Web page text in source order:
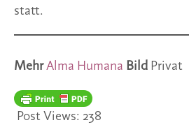
statt.
MehrAlma Humana Bild Privat
Post Views: 238